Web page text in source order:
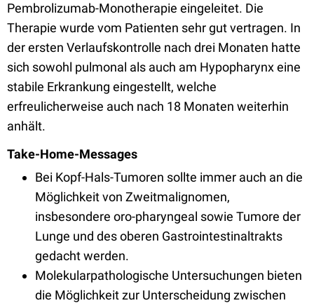
Pembrolizumab-Monotherapie eingeleitet. Die
Therapie wurde vom Patienten sehr gut vertragen. In
der ersten Verlaufskontrolle nach drei Monaten hatte
sich sowohl pulmonal als auch am Hypopharynx eine
stabile Erkrankung eingestellt, welche
erfreulicherweise auch nach 18 Monaten weiterhin
anhält.
Take-Home-Messages
Bei Kopf-Hals-Tumoren sollte immer auch an die
Möglichkeit von Zweitmalignomen,
insbesondere oro-pharyngeal sowie Tumore der
Lunge und des oberen Gastrointestinaltrakts
gedacht werden.
Molekularpathologische Untersuchungen bieten
die Möglichkeit zur Unterscheidung zwischen